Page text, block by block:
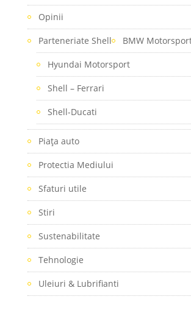
Opinii
Parteneriate Shell BMW
Hyundai Motorsport
Shell – Ferrari
Shell-Ducati
Piaţa auto
Protectia Mediului
Sfaturi utile
Stiri
Sustenabilitate
Tehnologie
Uleiuri & Lubrifianti